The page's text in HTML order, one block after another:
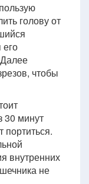
голову от
чтобы
30 минут
портиться.
внутренних
не